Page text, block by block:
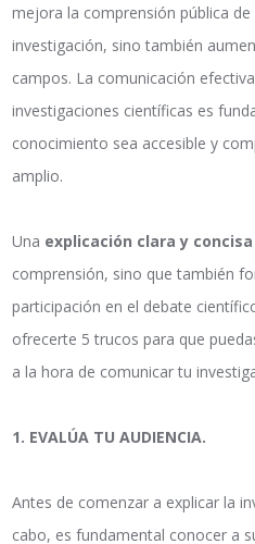
mejora la comprensión pública
investigación, sino también
campos. La comunicación
investigaciones científicas es
conocimiento sea accesible y
amplio.
Una explicación clara y concisa
comprensión, sino que también
participación en el debate
ofrecerte 5 trucos para que
a la hora de comunicar tu
1. EVALÚA TU AUDIENCIA.
Antes de comenzar a explicar la
cabo, es fundamental conocer a